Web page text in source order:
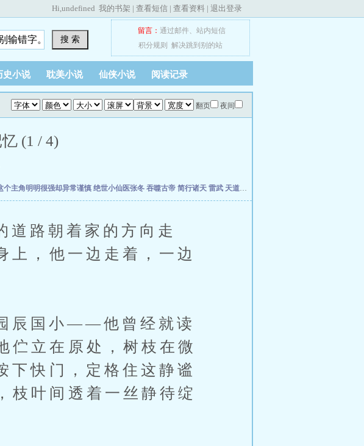
Hi,undefined 我的书架 | 查看短信 | 查看资料 | 退出登录
搜 索
留言： 通过邮件、 站内短信
积分规则
解决跳到别的站
史小说 耽美小说 仙侠小说 阅读记录
翻页 夜间
(1 / 4)
个主角明明很强却异常谨慎 绝世小仙医张冬 吞噬古帝 简行诸天 雷武 天道天骄
路朝着家的方向走
上，他一边走着，一边
国小——他曾经就读
伫立在原处，树枝在微
下快门，定格住这静谧
枝叶间透着一丝静待绽